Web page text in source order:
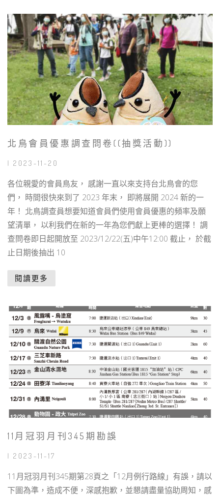
北鳥會員優惠調查問卷((抽獎活動))
| 2023-11-20
各位親愛的會員鳥友， 感謝一直以來支持台北鳥會的您
們， 時間很快來到了 2023 年末， 即將展開 2024 新的一
年！ 北鳥調查員想要知道會員們使用會員優惠的頻率及願
望清單， 以利我們在新的一年為您們獻上更棒的選擇！ 調
查問卷即日起開放至 2023/12/22(五)中午12:00 截止， 於截
止日期後抽出 10
閱讀更多
11月冠羽月刊345期勘誤
| 2023-11-17
11月冠羽月刊345期第28頁之「12月例行路線」有誤，請以
下圖為準，造成不便，深感抱歉，並懇請盡量協助周知，感